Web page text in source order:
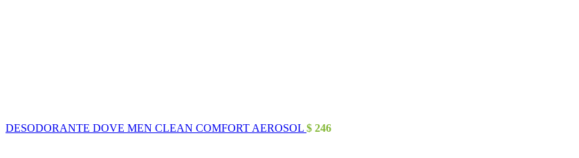
DESODORANTE DOVE MEN CLEAN COMFORT AEROSOL $ 246